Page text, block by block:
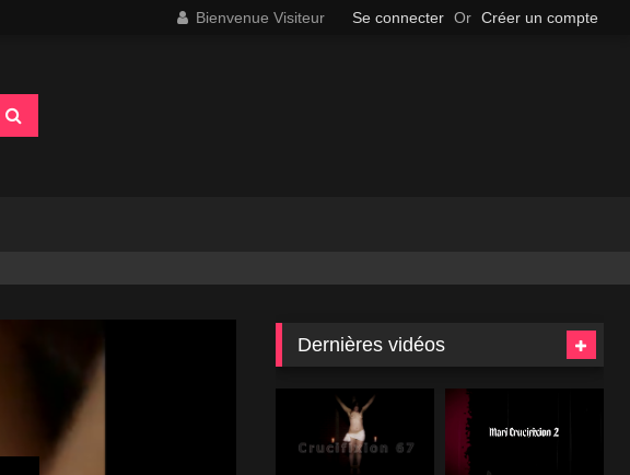
Bienvenue Visiteur Se connecter Or Créer un compte
Dernières vidéos